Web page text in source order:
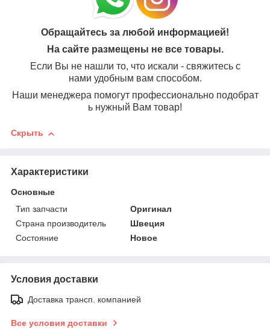
Обращайтесь за любой информацией!
На сайте размещены не все товары.
Если Вы не нашли то, что искали - свяжитесь с
нами удобным вам способом.
Наши менеджера помогут профессионально подобрат
ь нужный Вам товар!
Скрыть
Характеристики
Основные
Тип запчасти
Оригинал
Страна производитель
Швеция
Состояние
Новое
Условия доставки
Доставка трансп. компанией
Все условия доставки